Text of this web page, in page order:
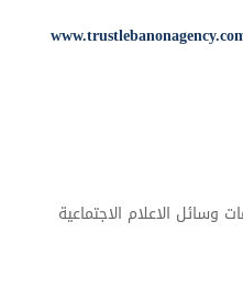
وسائل الاعلام الاجتماعية